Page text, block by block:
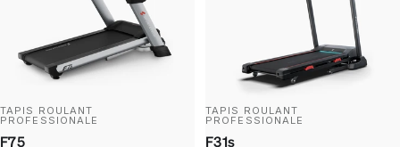
TAPIS ROULANT
PROFESSIONALE
F75
TAPIS ROULANT
PROFESSIONALE
F31s